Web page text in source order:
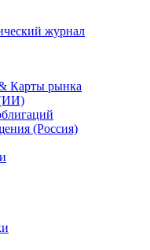
журнал
Карты рынка
(Россия)